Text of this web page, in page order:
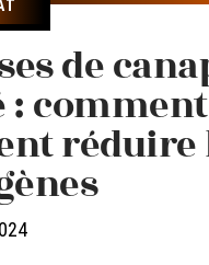
de
:
réduire